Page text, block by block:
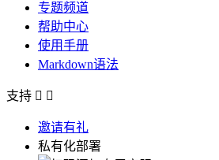
专题频道
帮助中心
使用手册
Markdown语法
支持  
邀请有礼
私有化部署